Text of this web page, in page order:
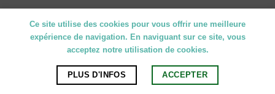
Ce site utilise des cookies pour vous offrir une meilleure
expérience de navigation. En naviguant sur ce site, vous
acceptez notre utilisation de cookies.
PLUS D'INFOS ACCEPTER